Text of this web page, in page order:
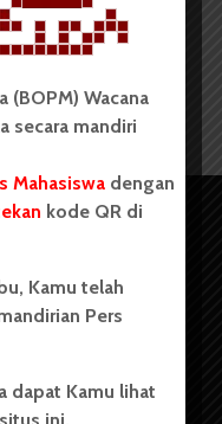
(BOPM) Wacana
secara mandiri
Mahasiswa dengan
kode QR di
Kamu telah
Pers
dapat Kamu lihat